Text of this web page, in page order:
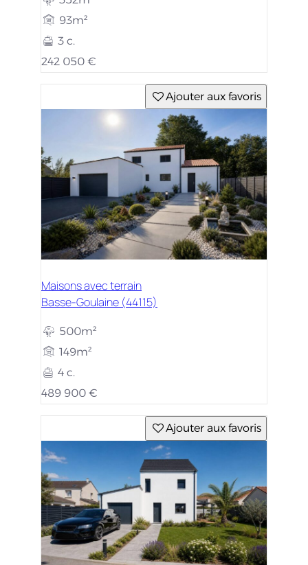
93m²
3 c.
242 050 €
Ajouter aux favoris
Maisons avec terrain
Basse-Goulaine (44115)
500m²
149m²
4 c.
489 900 €
Ajouter aux favoris